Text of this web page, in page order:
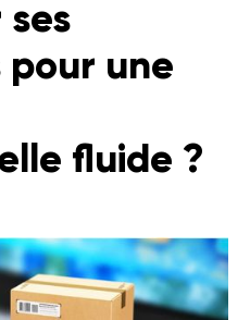
ses
pour une
fluide ?